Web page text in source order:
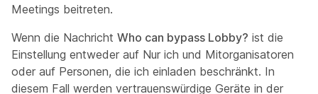
Meetings beitreten.
Wenn die Nachricht Who can bypass Lobby? ist die
Einstellung entweder auf Nur ich und Mitorganisatoren
oder auf Personen, die ich einladen beschränkt. In
diesem Fall werden vertrauenswürdige Geräte in der